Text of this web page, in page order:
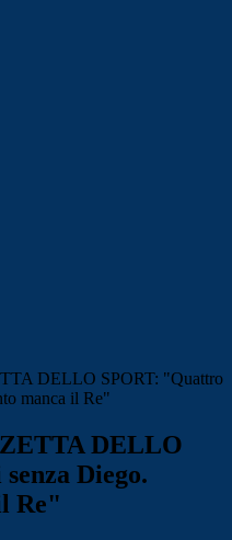
DELLO SPORT: "Quattro
manca il Re"
DELLO
Diego.
Re"